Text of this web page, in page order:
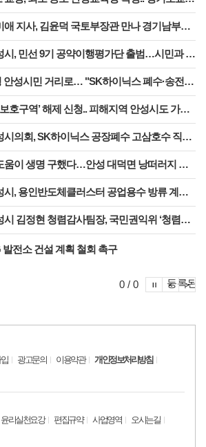
사, 김윤덕 국토부장관 만나 경기남부광역철도 등 40개 사업 국가철도망 반영 요청
, 민선 9기 공약이행평가단 출범…시민과 함께하는 공약
거리로… "SK하이닉스 폐수·송전선로·온실가스 대책 마련하라"
제 신청.. 피해지역 안성시도 가능 ‘명문화’ ..‘상수원관리규칙 개정’을 환영한다
의회, SK하이닉스 공장폐수 고삼호수 직방류 결사반대 결의대회 참석
구했다…안성 대덕면 낭떠러지 위 1톤 트럭 운전자 안전 구조
인반도체클러스터 공업용수 방류 계획 '제동'.. "안전대책 없는 시운전 안 된다"…용인시에 공식 보류 요청
김정현 청렴감사팀장, 국민권익위 ‘청렴교육 전문강사’ 최종 합격
전소 건설 계획 철회 촉구
등록된
0 / 0 포토
포토이
광고문의 이용약관
개인정보처리방침
윤리실천요강 편집규약 사업영역
오시는길